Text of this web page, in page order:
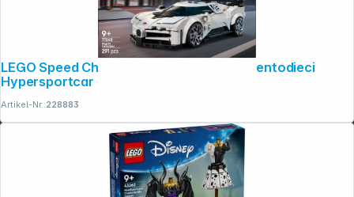
LEGO Speed Champions 77240 Bugatti Centodieci
Hypersportcar
Artikel-Nr.:228883